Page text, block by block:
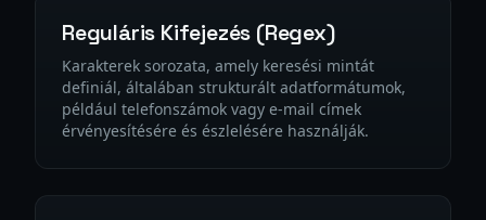
Reguláris Kifejezés (Regex)
Karakterek sorozata, amely keresési mintát
definiál, általában strukturált adatformátumok,
például telefonszámok vagy e-mail címek
érvényesítésére és észlelésére használják.